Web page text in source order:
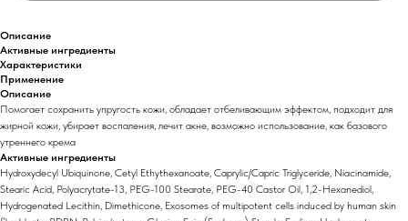
Описание
Активные ингредиенты
Характеристики
Применение
Описание
Помогает сохранить упругость кожи, обладает отбеливающим эффектом, подходит для
жирной кожи, убирает воспаления, лечит акне, возможно использование, как базового
утреннего крема
Активные ингредиенты
Hydroxydecyl Ubiquinone, Cetyl Ethythexanoate, Caprylic/Capric Triglyceride, Niacinamide,
Stearic Acid, Polyacrytate-13, PEG-100 Stearate, PEG-40 Castor Oil, 1,2-Hexanediol,
Hydrogenated Lecithin, Dimethicone, Exosomes of multipotent cells induced by human skin